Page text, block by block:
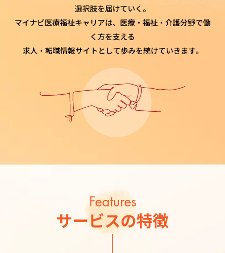
選択肢を届けていく。
マイナビ医療福祉キャリアは、医療・福祉・介護分野で働
く方を支える
求人・転職情報サイトとして歩みを続けていきます。
Features
サービスの特徴